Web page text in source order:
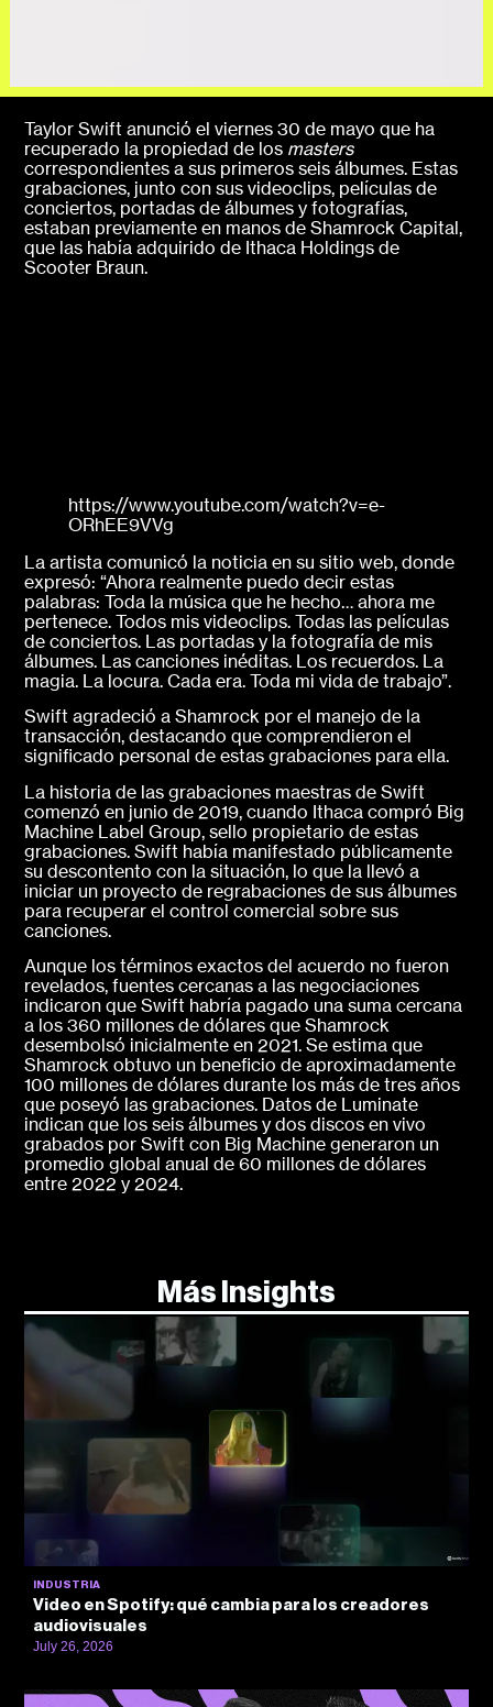
Taylor Swift anunció el viernes 30 de mayo que ha
recuperado la propiedad de los masters
correspondientes a sus primeros seis álbumes. Estas
grabaciones, junto con sus videoclips, películas de
conciertos, portadas de álbumes y fotografías,
estaban previamente en manos de Shamrock Capital,
que las había adquirido de Ithaca Holdings de
Scooter Braun.
https://www.youtube.com/watch?v=e-
ORhEE9VVg
La artista comunicó la noticia en su sitio web, donde
expresó: “Ahora realmente puedo decir estas
palabras: Toda la música que he hecho… ahora me
pertenece. Todos mis videoclips. Todas las películas
de conciertos. Las portadas y la fotografía de mis
álbumes. Las canciones inéditas. Los recuerdos. La
magia. La locura. Cada era. Toda mi vida de trabajo”.
Swift agradeció a Shamrock por el manejo de la
transacción, destacando que comprendieron el
significado personal de estas grabaciones para ella.
La historia de las grabaciones maestras de Swift
comenzó en junio de 2019, cuando Ithaca compró Big
Machine Label Group, sello propietario de estas
grabaciones. Swift había manifestado públicamente
su descontento con la situación, lo que la llevó a
iniciar un proyecto de regrabaciones de sus álbumes
para recuperar el control comercial sobre sus
canciones.
Aunque los términos exactos del acuerdo no fueron
revelados, fuentes cercanas a las negociaciones
indicaron que Swift habría pagado una suma cercana
a los 360 millones de dólares que Shamrock
desembolsó inicialmente en 2021. Se estima que
Shamrock obtuvo un beneficio de aproximadamente
100 millones de dólares durante los más de tres años
que poseyó las grabaciones. Datos de Luminate
indican que los seis álbumes y dos discos en vivo
grabados por Swift con Big Machine generaron un
promedio global anual de 60 millones de dólares
entre 2022 y 2024.
Más Insights
INDUSTRIA
Video en Spotify: qué cambia para los creadores
audiovisuales
July 26, 2026